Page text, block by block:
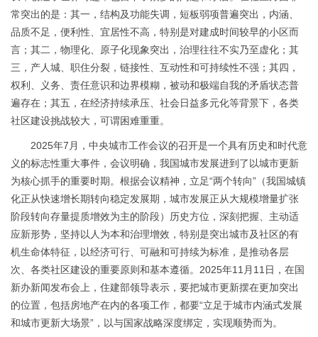
常突出的是：其一，结构及功能失调，短板弱项普遍突出，内涵、
品质不足，便利性、宜居性不高，特别是对建成时间较早的小区而
言；其二，物理化、原子化现象突出，治理往往不实乃至虚化；其
三，产人城、职住分裂，链接性、互动性和可持续性不强；其四，
权利、义务、责任意识和边界模糊，被动和极端自我的矛盾状态普
遍存在；其五，在经济持续承压、社会日益多元化等背景下，各类
社区建设挑战较大，可谓困难重重。
2025年7月，中央城市工作会议的召开是一个具有历史和时代意
义的标志性重大事件，会议明确，我国城市发展进到了以城市更新
为核心抓手的重要时期。根据会议精神，立足“两个转向”（我国城镇
化正从快速增长期转向稳定发展期，城市发展正从大规模增量扩张
阶段转向存量提质增效为主的阶段）历史方位，深刻把握、主动适
应新形势，坚持以人为本和治理增效，特别是突出城市及社区的有
机生命体特征，以经济可行、可融和可持续为标准，是推动各层
次、各类社区建设的重要原则和基本遵循。2025年11月11日，在国
新办新闻发布会上，住建部领导表示，要把城市更新摆在更加突出
的位置，包括房地产在内的各项工作，都要“立足于城市内涵式发展
和城市更新大场景”，以与国家战略深度绑定，实现顺势而为。